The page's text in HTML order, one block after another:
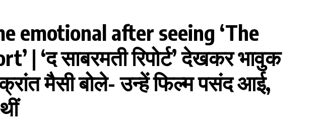
emotional after seeing ‘The
| ‘द साबरमती रिपोर्ट’ देखकर भावुक
मैसी बोले- उन्हें फिल्म पसंद आई,